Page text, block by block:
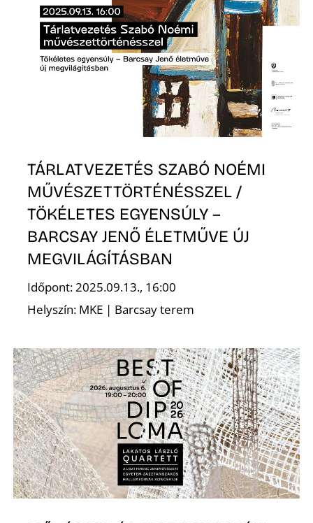
TÁRLATVEZETÉS SZABÓ NOÉMI
MŰVÉSZETTÖRTÉNÉSSZEL /
TÖKÉLETES EGYENSÚLY –
BARCSAY JENŐ ÉLETMŰVE ÚJ
MEGVILÁGÍTÁSBAN
Időpont: 2025.09.13., 16:00
Helyszín: MKE | Barcsay terem